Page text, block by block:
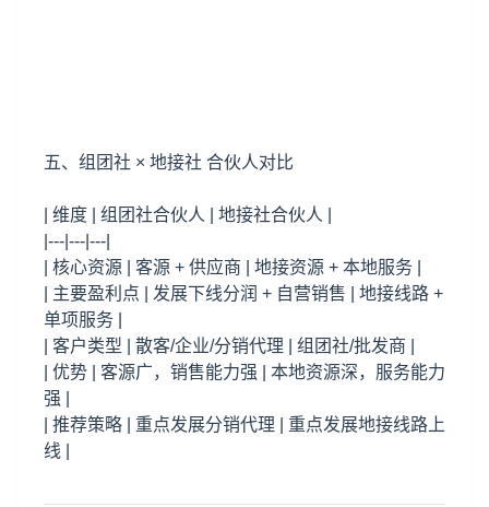
五、组团社 × 地接社 合伙人对比
| 维度 | 组团社合伙人 | 地接社合伙人 |
|---|---|---|
| 核心资源 | 客源 + 供应商 | 地接资源 + 本地服务 |
| 主要盈利点 | 发展下线分润 + 自营销售 | 地接线路 +
单项服务 |
| 客户类型 | 散客/企业/分销代理 | 组团社/批发商 |
| 优势 | 客源广，销售能力强 | 本地资源深，服务能力
强 |
| 推荐策略 | 重点发展分销代理 | 重点发展地接线路上
线 |